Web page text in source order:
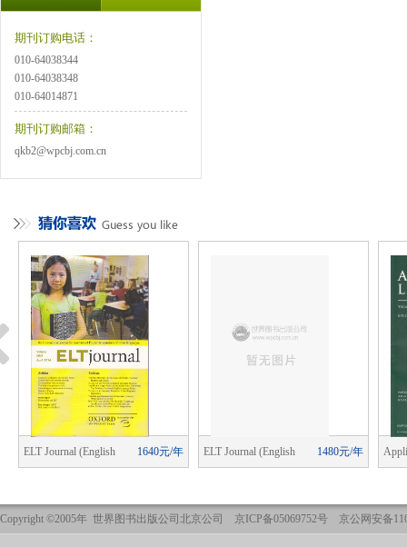
期刊订购电话：
010-64038344
010-64038348
010-64014871
期刊订购邮箱：
qkb2@wpcbj.com.cn
1640元/年
ELT Journal (English 1480元/年
ELT Journal (English
Copyright ©2005年 世界图书出版公司北京公司 京ICP备05069752号 京公网安备